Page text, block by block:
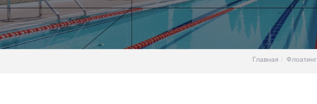
Главная Флоатинг